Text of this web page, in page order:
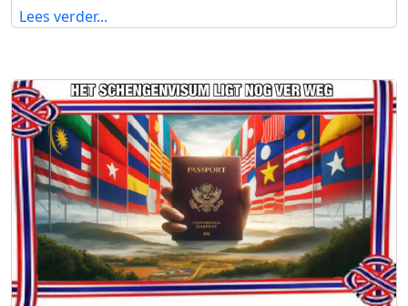
Lees verder...